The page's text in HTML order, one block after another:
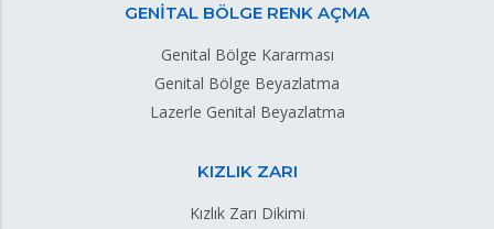
GENİTAL BÖLGE RENK AÇMA
Genital Bölge Kararması
Genital Bölge Beyazlatma
Lazerle Genital Beyazlatma
KIZLIK ZARI
Kızlık Zarı Dikimi